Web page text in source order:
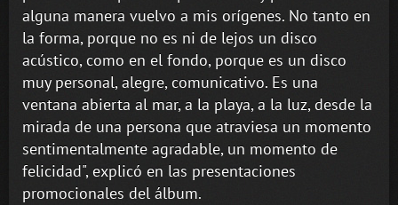
alguna manera vuelvo a mis orígenes. No tanto en
la forma, porque no es ni de lejos un disco
acústico, como en el fondo, porque es un disco
muy personal, alegre, comunicativo. Es una
ventana abierta al mar, a la playa, a la luz, desde la
mirada de una persona que atraviesa un momento
sentimentalmente agradable, un momento de
felicidad", explicó en las presentaciones
promocionales del álbum.